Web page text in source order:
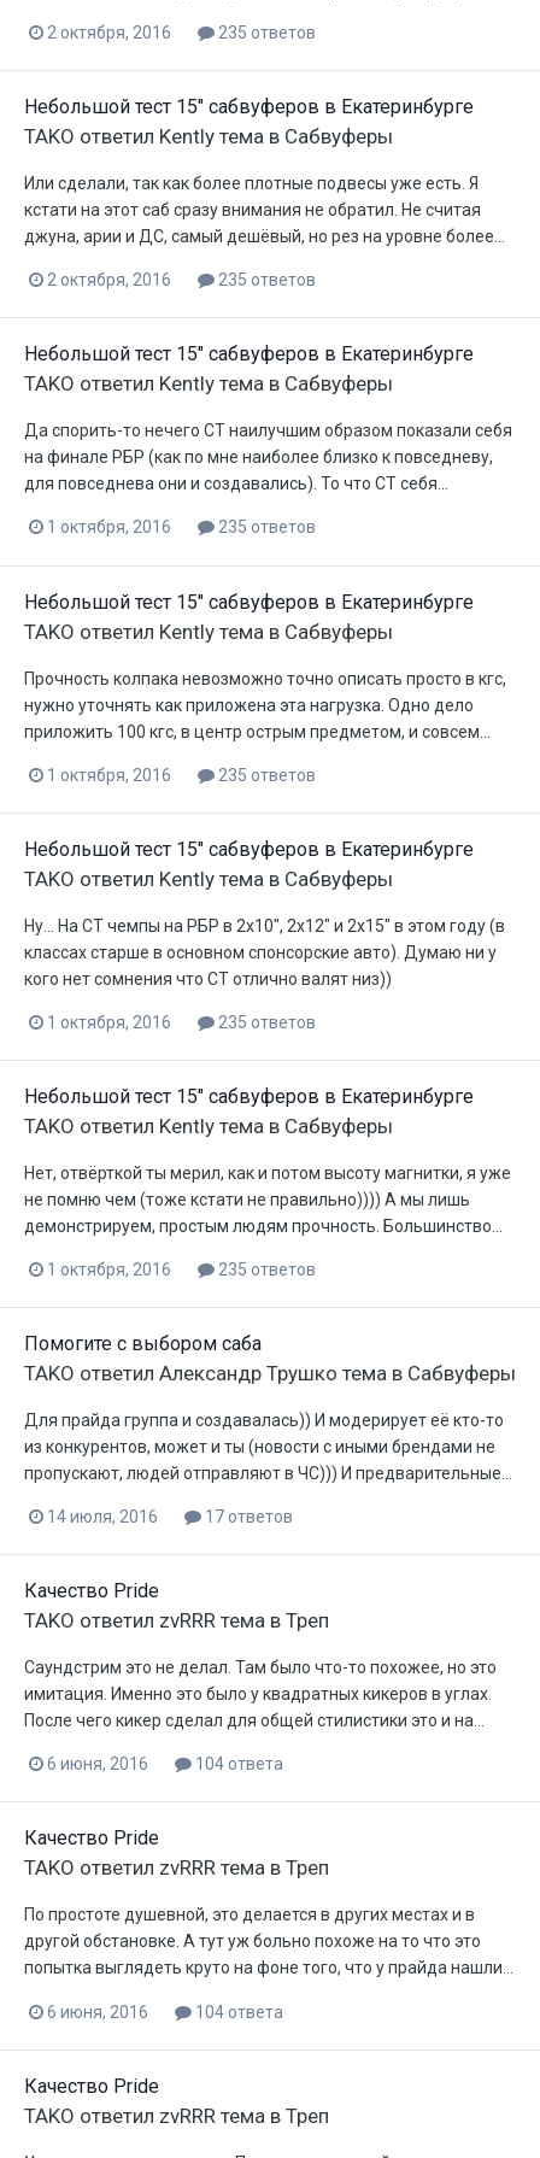
2 октября, 2016 235 ответов
Небольшой тест 15" сабвуферов в Екатеринбурге
TAKO ответил Kently тема в Сабвуферы
Или сделали, так как более плотные подвесы уже есть. Я
кстати на этот саб сразу внимания не обратил. Не считая
джуна, арии и ДС, самый дешёвый, но рез на уровне более...
2 октября, 2016 235 ответов
Небольшой тест 15" сабвуферов в Екатеринбурге
TAKO ответил Kently тема в Сабвуферы
Да спорить-то нечего СТ наилучшим образом показали себя
на финале РБР (как по мне наиболее близко к повседневу,
для повседнева они и создавались). То что СТ себя...
1 октября, 2016 235 ответов
Небольшой тест 15" сабвуферов в Екатеринбурге
TAKO ответил Kently тема в Сабвуферы
Прочность колпака невозможно точно описать просто в кгс,
нужно уточнять как приложена эта нагрузка. Одно дело
приложить 100 кгс, в центр острым предметом, и совсем...
1 октября, 2016 235 ответов
Небольшой тест 15" сабвуферов в Екатеринбурге
TAKO ответил Kently тема в Сабвуферы
Ну... На СТ чемпы на РБР в 2х10", 2х12" и 2х15" в этом году (в
классах старше в основном спонсорские авто). Думаю ни у
кого нет сомнения что СТ отлично валят низ))
1 октября, 2016 235 ответов
Небольшой тест 15" сабвуферов в Екатеринбурге
TAKO ответил Kently тема в Сабвуферы
Нет, отвёрткой ты мерил, как и потом высоту магнитки, я уже
не помню чем (тоже кстати не правильно)))) А мы лишь
демонстрируем, простым людям прочность. Большинство...
1 октября, 2016 235 ответов
Помогите с выбором саба
TAKO ответил Александр Трушко тема в Сабвуферы
Для прайда группа и создавалась)) И модерирует её кто-то
из конкурентов, может и ты (новости с иными брендами не
пропускают, людей отправляют в ЧС))) И предварительные...
14 июля, 2016 17 ответов
Качество Pride
TAKO ответил zvRRR тема в Треп
Саундстрим это не делал. Там было что-то похожее, но это
имитация. Именно это было у квадратных кикеров в углах.
После чего кикер сделал для общей стилистики это и на...
6 июня, 2016 104 ответа
Качество Pride
TAKO ответил zvRRR тема в Треп
По простоте душевной, это делается в других местах и в
другой обстановке. А тут уж больно похоже на то что это
попытка выглядеть круто на фоне того, что у прайда нашли...
6 июня, 2016 104 ответа
Качество Pride
TAKO ответил zvRRR тема в Треп